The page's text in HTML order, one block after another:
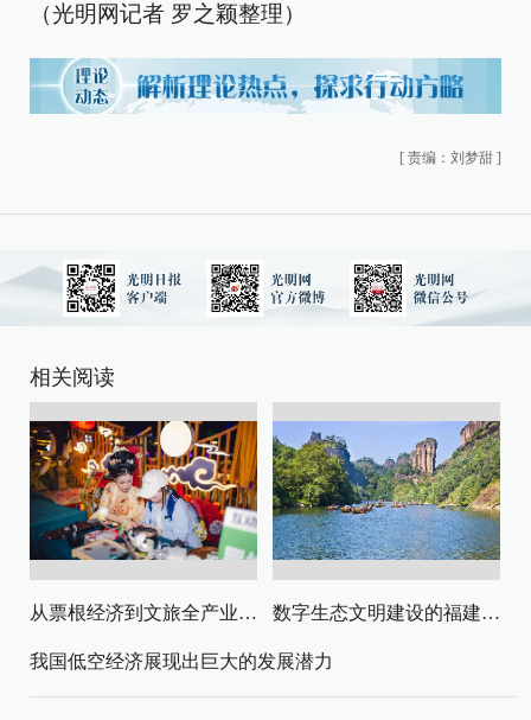
（光明网记者 罗之颖整理）
[ 责编：刘梦甜 ]
相关阅读
从票根经济到文旅全产业链升级 数字生态文明建设的福建路径与启示
我国低空经济展现出巨大的发展潜力